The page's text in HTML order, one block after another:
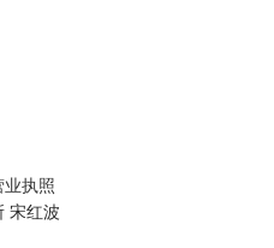
业执照
宋红波